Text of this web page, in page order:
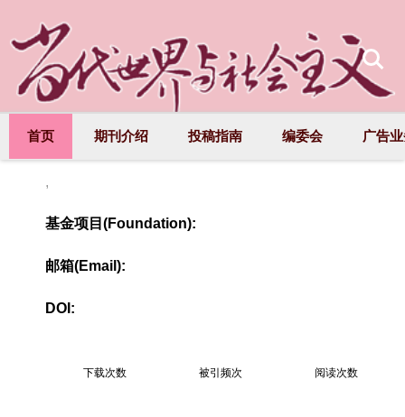
首页 期刊介绍 投稿指南 编委会 广告
,
基金项目(Foundation):
邮箱(Email):
DOI:
下载次数 被引频次 阅读次数